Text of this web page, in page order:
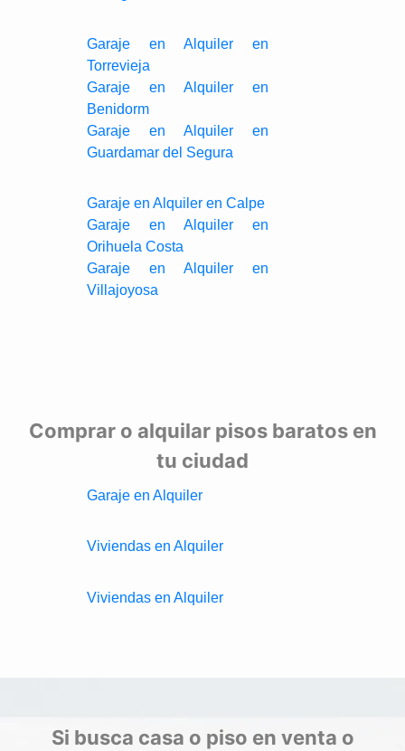
Garaje en Alquiler en
Torrevieja
Garaje en Alquiler en
Benidorm
Garaje en Alquiler en
Guardamar del Segura
Garaje en Alquiler en Calpe
Garaje en Alquiler en
Orihuela Costa
Garaje en Alquiler en
Villajoyosa
Comprar o alquilar pisos baratos en
tu ciudad
Garaje en Alquiler
Viviendas en Alquiler
Viviendas en Alquiler
Si busca casa o piso en venta o